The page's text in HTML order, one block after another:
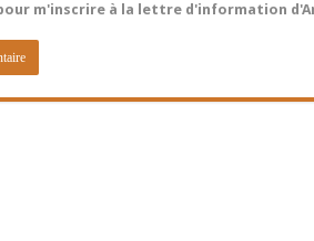
m'inscrire à la lettre d'information